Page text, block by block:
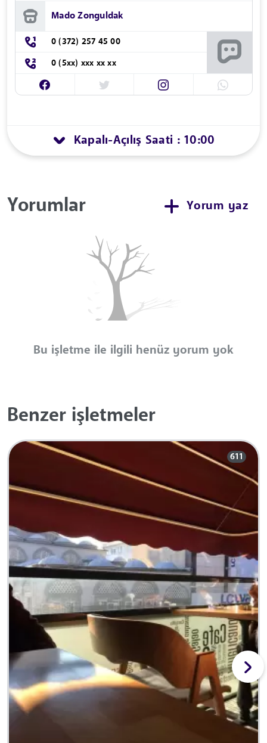
Mado Zonguldak
0 (372) 257 45 00
0 (5xx) xxx xx xx
Kapalı-Açılış Saati : 10:00
Yorumlar Yorum yaz
Bu işletme ile ilgili henüz yorum yok
Benzer işletmeler
611